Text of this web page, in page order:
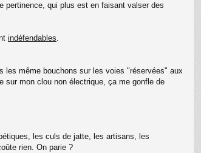
pertinence, qui plus est en faisant valser des
indéfendables.
les même bouchons sur les voies "réservées" aux
sur mon clou non électrique, ça me gonfle de
les culs de jatte, les artisans, les
rien. On parie ?